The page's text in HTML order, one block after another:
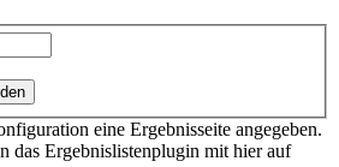
eine Ergebnisseite angegeben.
das Ergebnislistenplugin mit hier auf